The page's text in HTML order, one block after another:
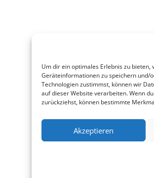
Um dir ein optimales Erlebnis zu
Geräteinformationen zu speichern und/
Technologien zustimmst, können wir
auf dieser Website verarbeiten. Wenn
zurückziehst, können bestimmte
Akzeptieren